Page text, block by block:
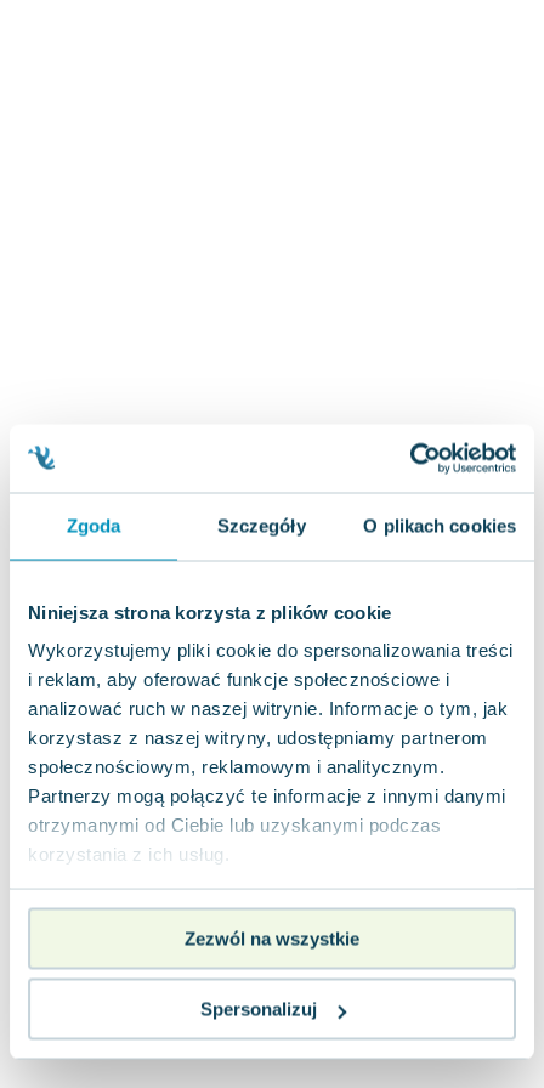
Zgoda Szczegóły O plikach cookies
Niniejsza strona korzysta z plików cookie
Wykorzystujemy pliki cookie do spersonalizowania treści
i reklam, aby oferować funkcje społecznościowe i
analizować ruch w naszej witrynie. Informacje o tym, jak
korzystasz z naszej witryny, udostępniamy partnerom
społecznościowym, reklamowym i analitycznym.
Partnerzy mogą połączyć te informacje z innymi danymi
otrzymanymi od Ciebie lub uzyskanymi podczas
korzystania z ich usług.
Zezwól na wszystkie
Spersonalizuj
Michael Scott
Piotr Semka
Jarosław Iwaszkiewicz
Joseph Murphy
Aleksander Puszkin
Oscar Wilde
Małgorzata Ohme
Maddie Ziegler
Leszek Czarnecki
Joanna Racewicz
Maria Seweryn
Janina Zającówna
Anna Prus (oprac.)
Nela Mała Reporterka
Agnieszka Maciąg
Terry Pratchett